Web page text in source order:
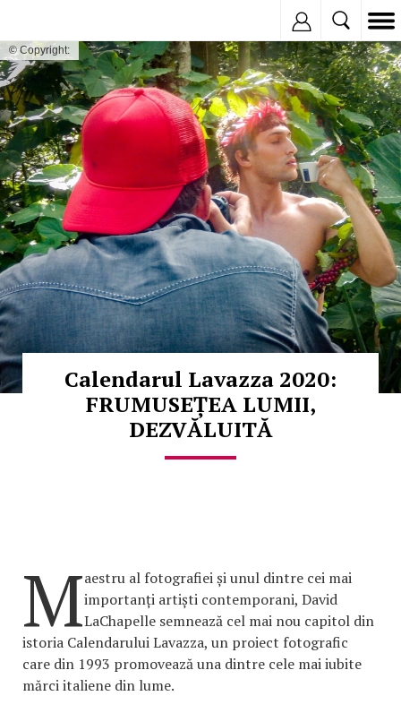
© Copyright:
Calendarul Lavazza 2020:
FRUMUSEȚEA LUMII,
DEZVĂLUITĂ
Maestru al fotografiei și unul dintre cei mai
importanți artiști contemporani, David
LaChapelle semnează cel mai nou capitol din
istoria Calendarului Lavazza, un proiect fotografic
care din 1993 promovează una dintre cele mai iubite
mărci italiene din lume.